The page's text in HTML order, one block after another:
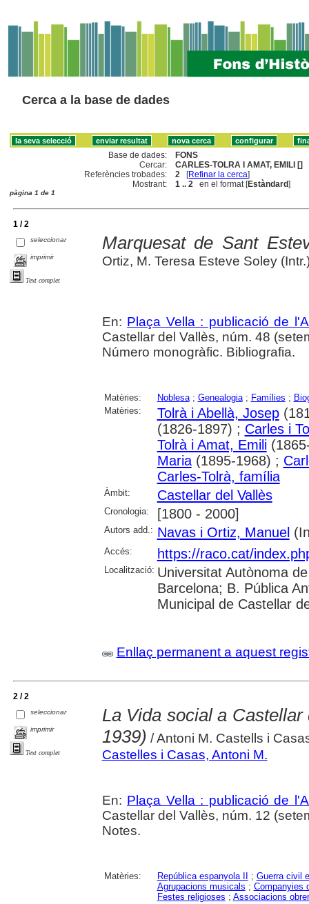
Cerca a la base de dades
Base de dades:
FONS
Cercar:
CARLES-TOLRA I AMAT, EMILI []
Referències trobades:
2 [Refinar la cerca]
Mostrant:
1 .. 2 en el format [Estàndard]
pàgina 1 de 1
1 / 2
seleccionar
imprimir
Text complet
Marquesat de Sant
Ortiz, M. Teresa Esteve Soley
En: Plaça Vella : publicació de
Castellar del Vallès, núm. 48
Número monogràfic. Bibliografia.
Matèries: Noblesa; Genealogia; Famílies ;
Matèries:
Tolrà i Abellà, Josep
(1826-1897) ; Carles i
Tolrà i Amat, Emili
Maria(1895-1968) ;
Carles-Tolrà, família
Àmbit: Castellar del Vallès
Cronologia: [1800 - 2000]
Autors add.: Navas i Ortiz, Manuel
Accés: https://raco.cat/
Localització: Universitat Autònoma
Barcelona; B. Pública
Municipal de Castellar
Enllaç permanent a aquest
2 / 2
seleccionar
imprimir
Text complet
La Vida social a
1939) / Antoni M. Castells i
Castelles i Casas, Antoni M.
En: Plaça Vella : publicació de
Castellar del Vallès, núm. 12
Notes.
Matèries: República espanyola II ; Guerra civil
Agrupacions musicals ; Companyies
Festes religioses ; Associacions